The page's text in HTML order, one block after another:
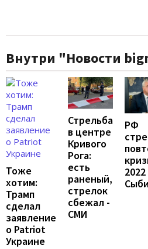
Внутри "Новости
Тоже
хотим:
Трамп
сделал
заявление
о Patriot
Украине
Стрельба
в центре
Кривого
Рога:
есть
раненый,
стрелок
сбежал -
СМИ
РФ